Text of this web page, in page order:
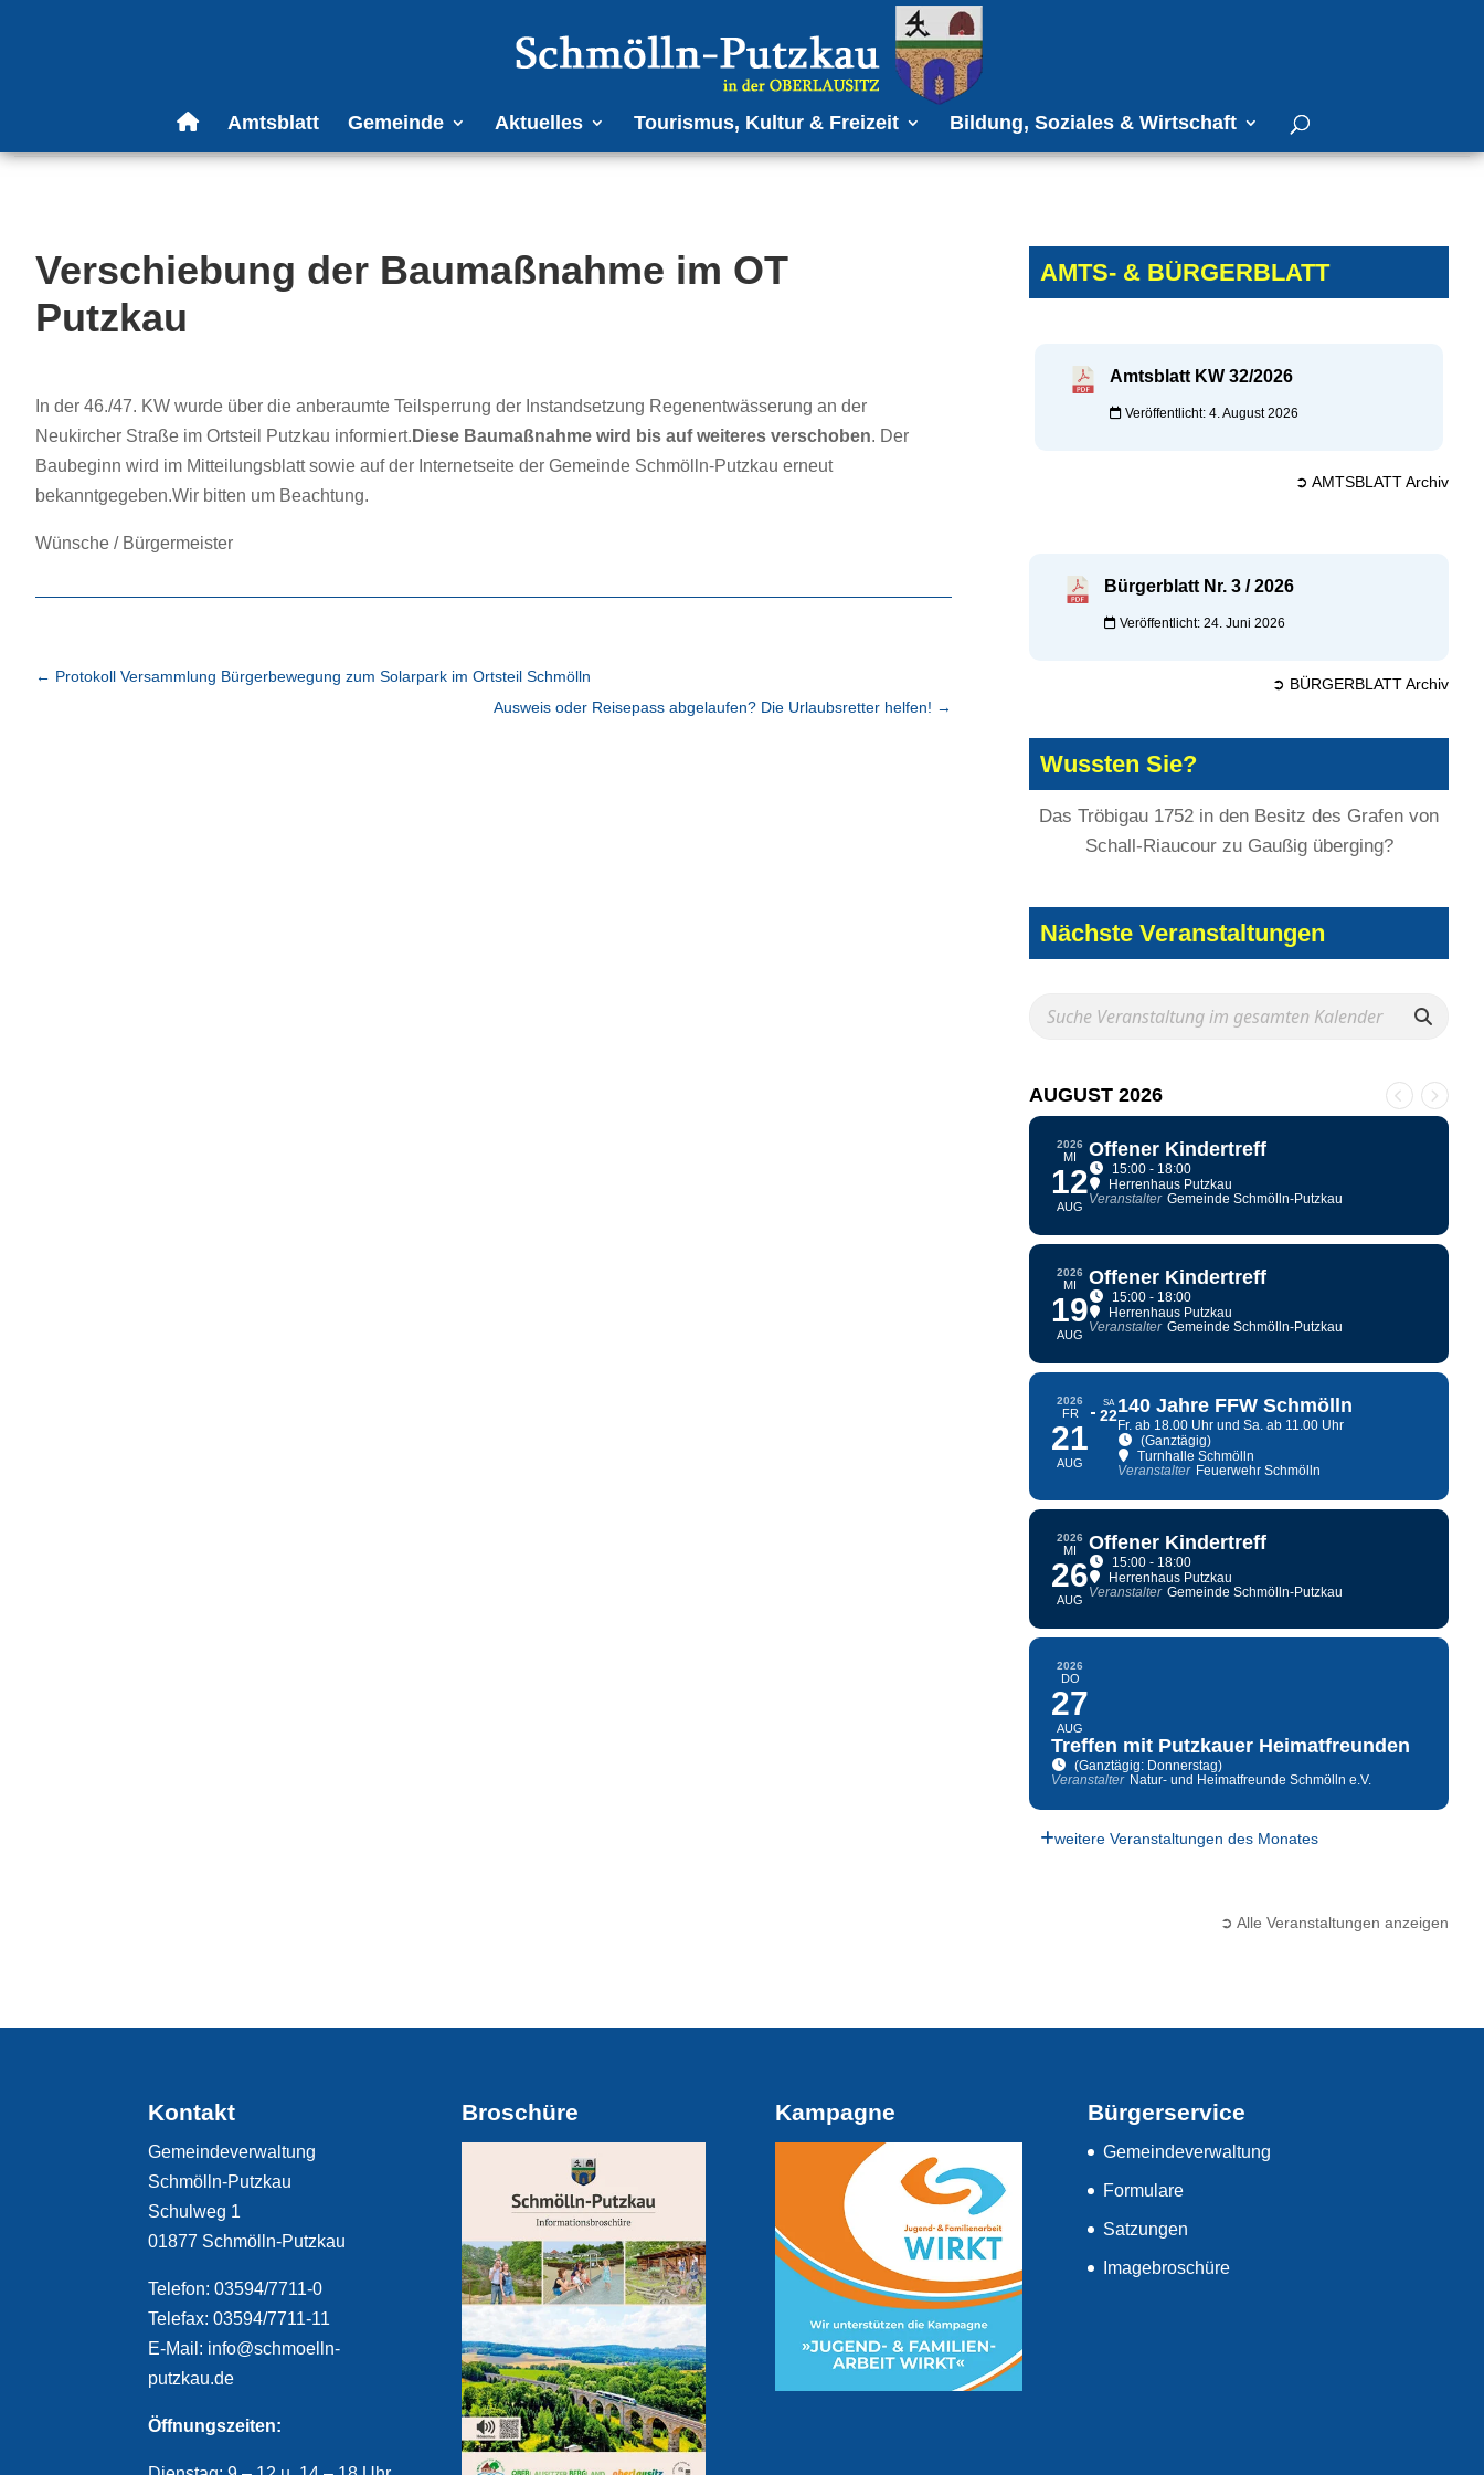
Amtsblatt Gemeinde Aktuelles Tourismus, Kultur & Freizeit Bildung, Soziales & Wirtschaft
Verschiebung der Baumaßnahme im OT
Putzkau
In der 46./47. KW wurde über die anberaumte Teilsperrung der Instandsetzung Regenentwässerung an der
Neukircher Straße im Ortsteil Putzkau informiert. Diese Baumaßnahme wird bis auf weiteres verschoben. Der
Baubeginn wird im Mitteilungsblatt sowie auf der Internetseite der Gemeinde Schmölln-Putzkau erneut
bekanntgegeben.Wir bitten um Beachtung.
Wünsche / Bürgermeister
← Protokoll Versammlung Bürgerbewegung zum Solarpark im Ortsteil Schmölln
Ausweis oder Reisepass abgelaufen? Die Urlaubsretter helfen! →
AMTS- & BÜRGERBLATT
Amtsblatt KW 32/2026
Veröffentlicht: 4. August 2026
➲ AMTSBLATT Archiv
Bürgerblatt Nr. 3 / 2026
Veröffentlicht: 24. Juni 2026
➲ BÜRGERBLATT Archiv
Wussten Sie?
Das Tröbigau 1752 in den Besitz des Grafen von
Schall-Riaucour zu Gaußig überging?
Nächste Veranstaltungen
AUGUST 2026
2026
MI
12
AUG
Offener Kindertreff
15:00 - 18:00
Herrenhaus Putzkau
Veranstalter Gemeinde Schmölln-Putzkau
2026
MI
19
AUG
Offener Kindertreff
15:00 - 18:00
Herrenhaus Putzkau
Veranstalter Gemeinde Schmölln-Putzkau
2026
FR
21
AUG
SA
22140 Jahre FFW Schmölln
Fr. ab 18.00 Uhr und Sa. ab 11.00 Uhr
(Ganztägig)
Turnhalle Schmölln
Veranstalter Feuerwehr Schmölln
2026
MI
26
AUG
Offener Kindertreff
15:00 - 18:00
Herrenhaus Putzkau
Veranstalter Gemeinde Schmölln-Putzkau
2026
DO
27
AUG
Treffen mit Putzkauer Heimatfreunden
(Ganztägig: Donnerstag)
Veranstalter Natur- und Heimatfreunde Schmölln e.V.
weitere Veranstaltungen des Monates
➲ Alle Veranstaltungen anzeigen
Kontakt
Gemeindeverwaltung
Schmölln-Putzkau
Schulweg 1
01877 Schmölln-Putzkau
Telefon: 03594/7711-0
Telefax: 03594/7711-11
E-Mail: info@schmoelln-
putzkau.de
Öffnungszeiten:
Broschüre Kampagne Bürgerservice
Gemeindeverwaltung
Formulare
Satzungen
Imagebroschüre